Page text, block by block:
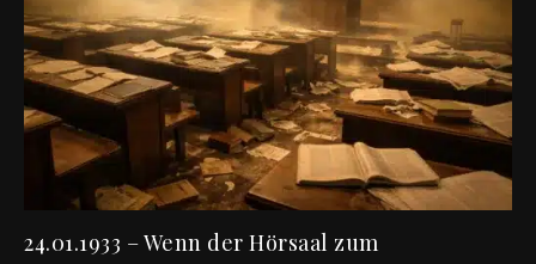
24.01.1933 – Wenn der Hörsaal zum